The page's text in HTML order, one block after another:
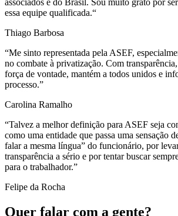
essa equipe qualificada.“
Thiago Barbosa
“Me sinto representada pela ASEF,
no combate à privatização. Com
força de vontade, mantém a todos unidos e
processo.”
Carolina Ramalho
“Talvez a melhor definição para ASEF seja
como uma entidade que passa uma sensação
falar a mesma língua” do funcionário, por
transparência a sério e por tentar buscar
para o trabalhador.”
Felipe da Rocha
Quer falar com a gente?